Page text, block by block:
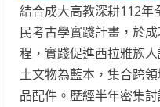
結合成大高教深耕112年
民考古學實踐計畫，於
程，實踐促進西拉雅族
土文物為藍本，集合跨
品配件。歷經半年密集